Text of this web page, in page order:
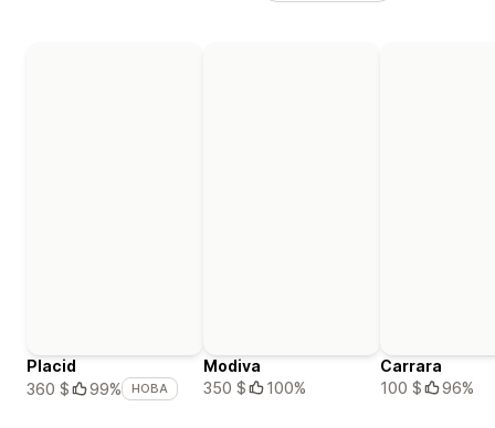
Placid
360 $
99% НОВА
Modiva
350 $
100%
Carrara
100 $
96%